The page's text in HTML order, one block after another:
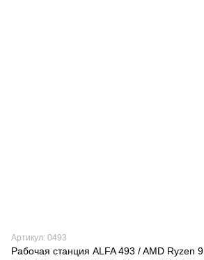
Артикул: 0493
Рабочая станция ALFA 493 / AMD Ryzen